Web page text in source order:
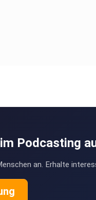
Podcasting
an. Erhalte